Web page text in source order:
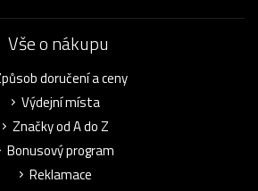
Vše o nákupu
doručení a ceny
Výdejní místa
Značky od A do Z
Bonusový program
Reklamace